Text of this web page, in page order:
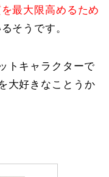
最大限高めるため
そうです。
トキャラクターで
大好きなことうか